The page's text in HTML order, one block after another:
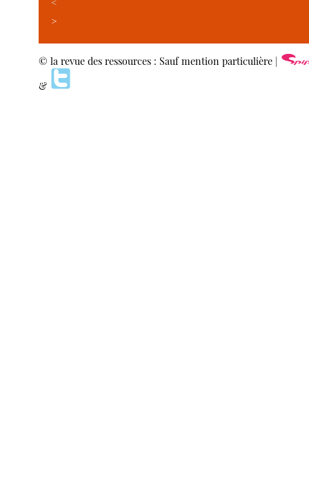
>
© la revue des ressources : Sauf mention particulière |
&